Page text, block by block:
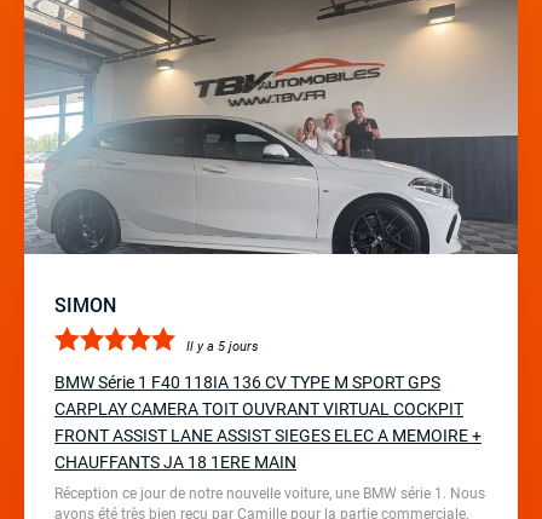
SIMON
Il y a 5 jours
BMW Série 1 F40 118IA 136 CV TYPE M SPORT GPS
CARPLAY CAMERA TOIT OUVRANT VIRTUAL COCKPIT
FRONT ASSIST LANE ASSIST SIEGES ELEC A MEMOIRE +
CHAUFFANTS JA 18 1ERE MAIN
Réception ce jour de notre nouvelle voiture, une BMW série 1. Nous
avons été très bien reçu par Camille pour la partie commerciale,